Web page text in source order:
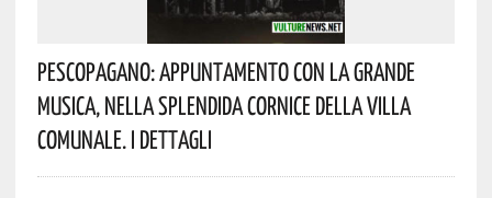
Pescopagano: Appuntamento Con La Grande
Musica, Nella Splendida Cornice Della Villa
Comunale. I Dettagli